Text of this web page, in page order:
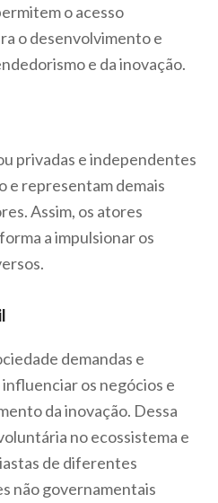
o acesso
o desenvolvimento e
e da inovação.
privadas e independentes
e representam demais
Assim, os atores
a impulsionar os
demandas e
os negócios e
da inovação. Dessa
no ecossistema e
de diferentes
não governamentais